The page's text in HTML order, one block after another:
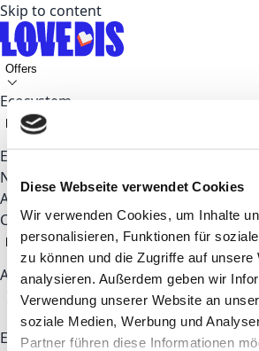
Diese Webseite verwendet Cookies
Wir verwenden Cookies, um Inhalte
personalisieren, Funktionen für
zu können und die Zugriffe auf unsere
analysieren. Außerdem geben wir
Verwendung unserer Website an
soziale Medien, Werbung und
Partner führen diese Informationen
Skip to content
Offers
Ecosystem
Key Topics
Events
News
About
Contact
Apply now
Explore